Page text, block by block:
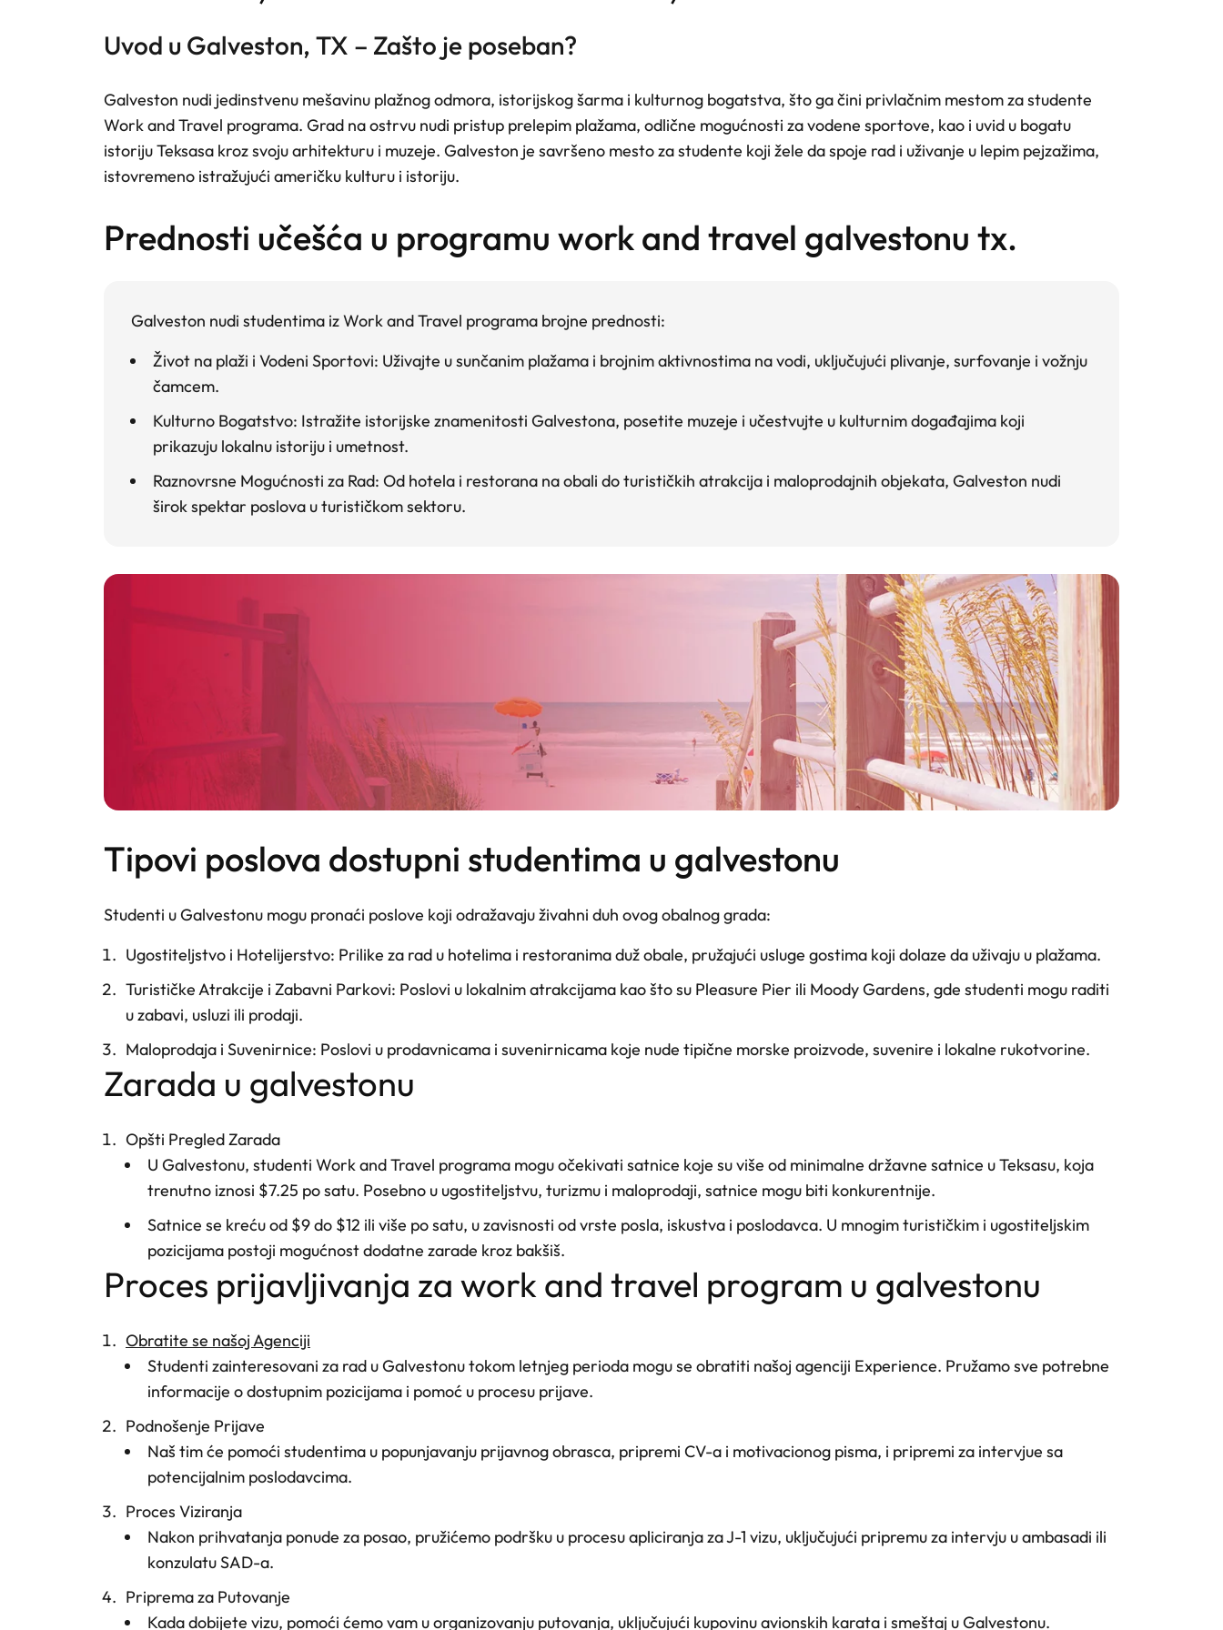
Uvod u Galveston, TX – Zašto je poseban?
Galveston nudi jedinstvenu mešavinu plažnog odmora, istorijskog šarma i kulturnog bogatstva, što ga čini privlačnim mestom za studente
Work and Travel programa. Grad na ostrvu nudi pristup prelepim plažama, odlične mogućnosti za vodene sportove, kao i uvid u bogatu
istoriju Teksasa kroz svoju arhitekturu i muzeje. Galveston je savršeno mesto za studente koji žele da spoje rad i uživanje u lepim pejzažima,
istovremeno istražujući američku kulturu i istoriju.
prednosti učešća u programu work and travel galvestonu tx.
Galveston nudi studentima iz Work and Travel programa brojne prednosti:
Život na plaži i Vodeni Sportovi: Uživajte u sunčanim plažama i brojnim aktivnostima na vodi, uključujući plivanje, surfovanje i vožnju
čamcem.
Kulturno Bogatstvo: Istražite istorijske znamenitosti Galvestona, posetite muzeje i učestvujte u kulturnim događajima koji
prikazuju lokalnu istoriju i umetnost.
Raznovrsne Mogućnosti za Rad: Od hotela i restorana na obali do turističkih atrakcija i maloprodajnih objekata, Galveston nudi
širok spektar poslova u turističkom sektoru.
tipovi poslova dostupni studentima u galvestonu
Studenti u Galvestonu mogu pronaći poslove koji odražavaju živahni duh ovog obalnog grada:
Ugostiteljstvo i Hotelijerstvo: Prilike za rad u hotelima i restoranima duž obale, pružajući usluge gostima koji dolaze da uživaju u plažama.
Turističke Atrakcije i Zabavni Parkovi: Poslovi u lokalnim atrakcijama kao što su Pleasure Pier ili Moody Gardens, gde studenti mogu raditi
u zabavi, usluzi ili prodaji.
Maloprodaja i Suvenirnice: Poslovi u prodavnicama i suvenirnicama koje nude tipične morske proizvode, suvenire i lokalne rukotvorine.
zarada u galvestonu
Opšti Pregled Zarada
U Galvestonu, studenti Work and Travel programa mogu očekivati satnice koje su više od minimalne državne satnice u Teksasu, koja
trenutno iznosi $7.25 po satu. Posebno u ugostiteljstvu, turizmu i maloprodaji, satnice mogu biti konkurentnije.
Satnice se kreću od $9 do $12 ili više po satu, u zavisnosti od vrste posla, iskustva i poslodavca. U mnogim turističkim i ugostiteljskim
pozicijama postoji mogućnost dodatne zarade kroz bakšiš.
proces prijavljivanja za work and travel program u galvestonu
Obratite se našoj Agenciji
Studenti zainteresovani za rad u Galvestonu tokom letnjeg perioda mogu se obratiti našoj agenciji Experience. Pružamo sve potrebne
informacije o dostupnim pozicijama i pomoć u procesu prijave.
Podnošenje Prijave
Naš tim će pomoći studentima u popunjavanju prijavnog obrasca, pripremi CV-a i motivacionog pisma, i pripremi za intervjue sa
potencijalnim poslodavcima.
Proces Viziranja
Nakon prihvatanja ponude za posao, pružićemo podršku u procesu apliciranja za J-1 vizu, uključujući pripremu za intervju u ambasadi ili
konzulatu SAD-a.
Priprema za Putovanje
Kada dobijete vizu, pomoći ćemo vam u organizovanju putovanja, uključujući kupovinu avionskih karata i smeštaj u Galvestonu.